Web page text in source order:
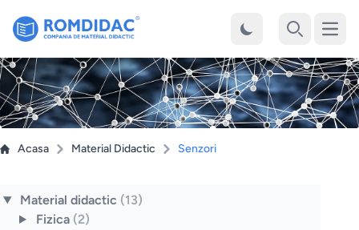
Acasa Material Didactic Senzori
Material didactic (13)
Fizica (2)